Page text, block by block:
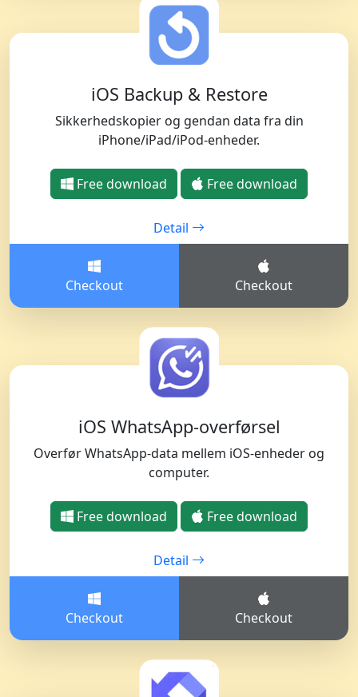
iOS Backup & Restore
Sikkerhedskopier og gendan data fra din
iPhone/iPad/iPod-enheder.
Free download Free download
Detail
Checkout Checkout
iOS WhatsApp-overførsel
Overfør WhatsApp-data mellem iOS-enheder og
computer.
Free download Free download
Detail
Checkout Checkout